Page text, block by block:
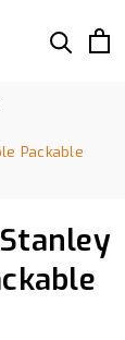
Packable